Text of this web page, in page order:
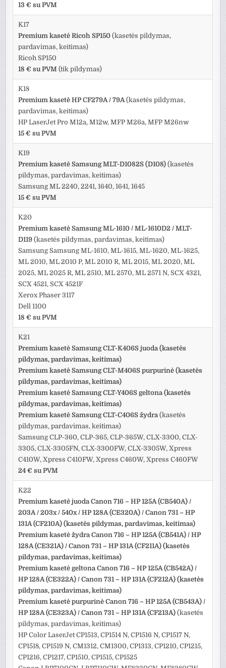
13 € su PVM
K17
Premium kasetė Ricoh SP150 (kasetės pildymas,
pardavimas, keitimas)
Ricoh SP150
18 € su PVM (tik pildymas)
K18
Premium kasetė HP CF279A / 79A(kasetės pildymas,
pardavimas, keitimas)
HP LaserJet Pro M12a, M12w, MFP M26a, MFP M26nw
15 € su PVM
K19
Premium kasetė Samsung MLT-D1082S (D108) (kasetės
pildymas, pardavimas, keitimas)
Samsung ML 2240, 2241, 1640, 1641, 1645
15 € su PVM
K20
Premium kasetė Samsung ML-1610 / ML-1610D2 / MLT-
D119 (kasetės pildymas, pardavimas, keitimas)
Samsung Samsung ML-1610, ML-1615, ML-1620, ML-1625,
ML 2010, ML 2010 P, ML 2010 R, ML 2015, ML 2020, ML
2025, ML 2025 R, ML 2510, ML 2570, ML 2571 N, SCX 4321,
SCX 4521, SCX 4521F
Xerox Phaser 3117
Dell 1100
18 € su PVM
K21
Premium kasetė Samsung CLT-K406S juoda (kasetės
pildymas, pardavimas, keitimas)
Premium kasetė Samsung CLT-M406S purpurinė (kasetės
pildymas, pardavimas, keitimas)
Premium kasetė Samsung CLT-Y406S geltona (kasetės
pildymas, pardavimas, keitimas)
Premium kasetė Samsung CLT-C406S žydra(kasetės
pildymas, pardavimas, keitimas)
Samsung CLP-360, CLP-365, CLP-365W, CLX-3300, CLX-
3305, CLX-3305FN, CLX-3300FW, CLX-3305W, Xpress
C410W, Xpress C410FW, Xpress C460W, Xpress C460FW
24 € su PVM
K22
Premium kasetė juoda Canon 716 – HP 125A (CB540A) /
203A / 203x / 540x / HP 128A (CE320A) / Canon 731 – HP
131A (CF210A) (kasetės pildymas, pardavimas, keitimas)
Premium kasetė žydra Canon 716 – HP 125A (CB541A) / HP
128A (CE321A) / Canon 731 – HP 131A (CF211A) (kasetės
pildymas, pardavimas, keitimas)
Premium kasetė geltona Canon 716 – HP 125A (CB542A) /
HP 128A (CE322A) / Canon 731 – HP 131A (CF212A) (kasetės
pildymas, pardavimas, keitimas)
Premium kasetė purpurinė Canon 716 – HP 125A (CB543A) /
HP 128A (CE323A) / Canon 731 – HP 131A (CF213A) (kasetės
pildymas, pardavimas, keitimas)
HP Color LaserJet CP1513, CP1514 N, CP1516 N, CP1517 N,
CP1518, CP1519 N, CM1312, CM1300, CP1313, CP1210, CP1215,
CP1216, CP1217, CP1510, CP1515, CP1525